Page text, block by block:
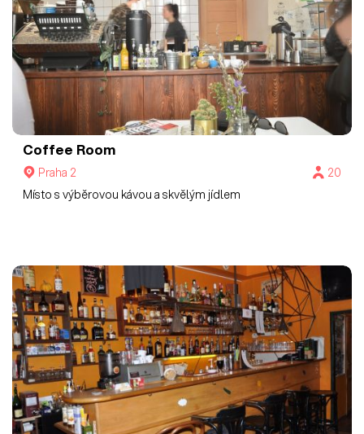
Coffee Room
Praha 2
20
Místo s výběrovou kávou a skvělým jídlem